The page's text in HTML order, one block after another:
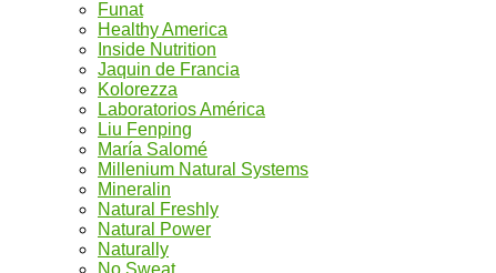
Funat
Healthy America
Inside Nutrition
Jaquin de Francia
Kolorezza
Laboratorios América
Liu Fenping
María Salomé
Millenium Natural Systems
Mineralin
Natural Freshly
Natural Power
Naturally
No Sweat